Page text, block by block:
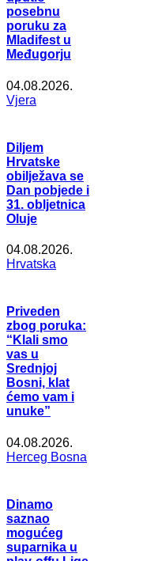
posebnu
poruku za
Mladifest u
Međugorju
04.08.2026.
Vjera
Diljem
Hrvatske
obilježava se
Dan pobjede i
31. obljetnica
Oluje
04.08.2026.
Hrvatska
Priveden
zbog poruka:
“Klali smo
vas u
Srednjoj
Bosni, klat
ćemo vam i
unuke”
04.08.2026.
Herceg Bosna
Dinamo
saznao
mogućeg
suparnika u